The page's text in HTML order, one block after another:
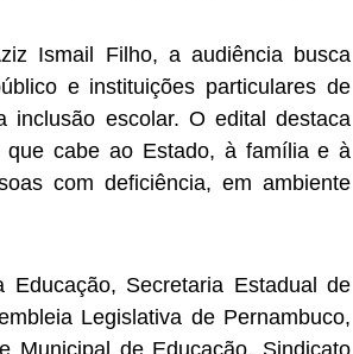
Ismail Filho, a audiência busca
e instituições particulares de
inclusão escolar. O edital destaca
cabe ao Estado, à família e à
com deficiência, em ambiente
Educação, Secretaria Estadual de
Legislativa de Pernambuco,
Municipal de Educação, Sindicato